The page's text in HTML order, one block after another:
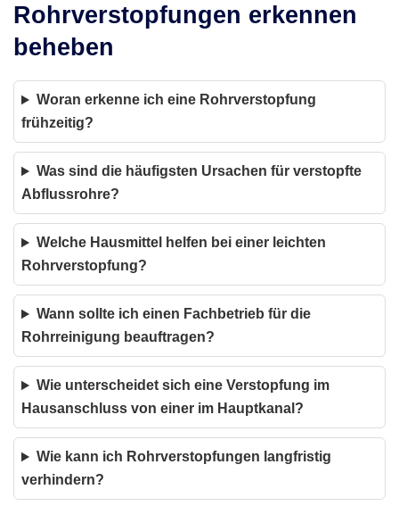
Rohrverstopfungen erkennen
beheben
Woran erkenne ich eine Rohrverstopfung
frühzeitig?
Was sind die häufigsten Ursachen für verstopfte
Abflussrohre?
Welche Hausmittel helfen bei einer leichten
Rohrverstopfung?
Wann sollte ich einen Fachbetrieb für die
Rohrreinigung beauftragen?
Wie unterscheidet sich eine Verstopfung im
Hausanschluss von einer im Hauptkanal?
Wie kann ich Rohrverstopfungen langfristig
verhindern?